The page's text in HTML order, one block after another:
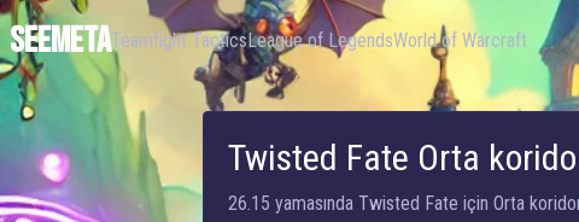
SEEMETATeamfight TacticsLeague of LegendsWorld of Warcraft
Twisted Fate Orta
26.15 yamasında Twisted Fate için Orta